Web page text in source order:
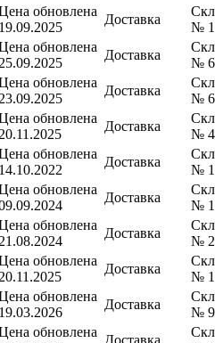
обновлена
19.09.2025
Доставка
№
обновлена
25.09.2025
Доставка
№
обновлена
23.09.2025
Доставка
№
обновлена
20.11.2025
Доставка
№
обновлена
14.10.2022
Доставка
№
обновлена
Доставка
№
обновлена
21.08.2024
Доставка
№
обновлена
20.11.2025
Доставка
№
обновлена
19.03.2026
Доставка
№
обновлена
Доставка